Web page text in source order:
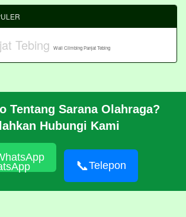
Tentang Sarana Olahraga?
Hubungi Kami
📞Telepon
Tebing Wall Climbing Panjat Tebing
Climbing Di PPLP Banten